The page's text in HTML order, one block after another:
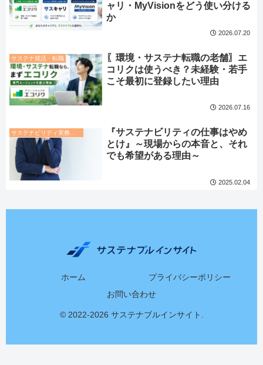
ャリ・MyVisionをどう使い分ける
か
2026.07.20
サステナ就活・転職
〖環境・サステナ転職の老舗〗エ
コリクは使うべき？未経験・若手
こそ最初に登録したい理由
2026.07.16
『サステナビリティの仕事はやめ
とけ』～現場からの本音と、それ
でも希望がある理由～
2025.02.04
ホーム
プライバシーポリシー
お問い合わせ
© 2022-2026 サステナブルインサイト.